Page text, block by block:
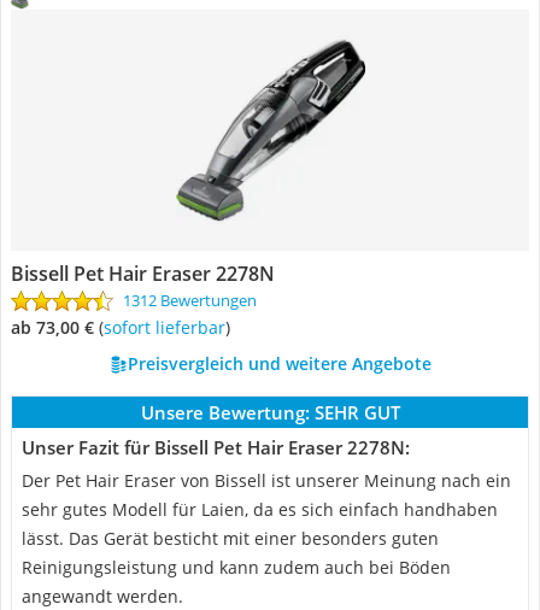
Bissell Pet Hair Eraser 2278N
1312 Bewertungen
ab 73,00 € ( Sofort lieferbar)
Preisvergleich und weitere Angebote
Unsere Bewertung: SEHR GUT
Unser Fazit für Bissell Pet Hair Eraser 2278N:
Der Pet Hair Eraser von Bissell ist unserer Meinung nach ein
sehr gutes Modell für Laien, da es sich einfach handhaben
lässt. Das Gerät besticht mit einer besonders guten
Reinigungsleistung und kann zudem auch bei Böden
angewandt werden.